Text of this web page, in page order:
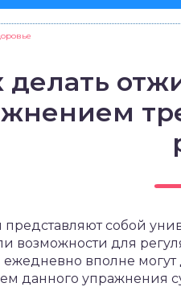
делать
собой
возможности для
вполне
данного упражнения